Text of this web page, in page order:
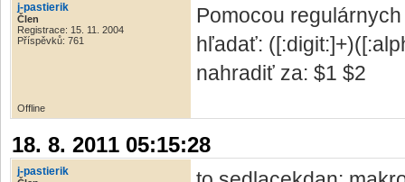
j-pastierik
Člen
Registrace: 15. 11. 2004
Příspěvků: 761
Pomocou
hľadať:
nahradiť za: $1 $2
Offline
18. 8. 2011 05:15:28
j-pastierik